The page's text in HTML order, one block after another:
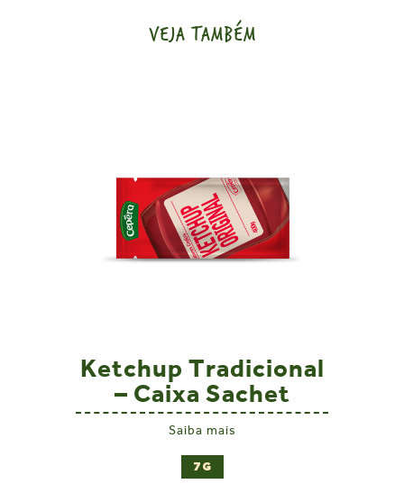
VEJA TAMBÉM
Ketchup Tradicional
– Caixa Sachet
Saiba mais
7G